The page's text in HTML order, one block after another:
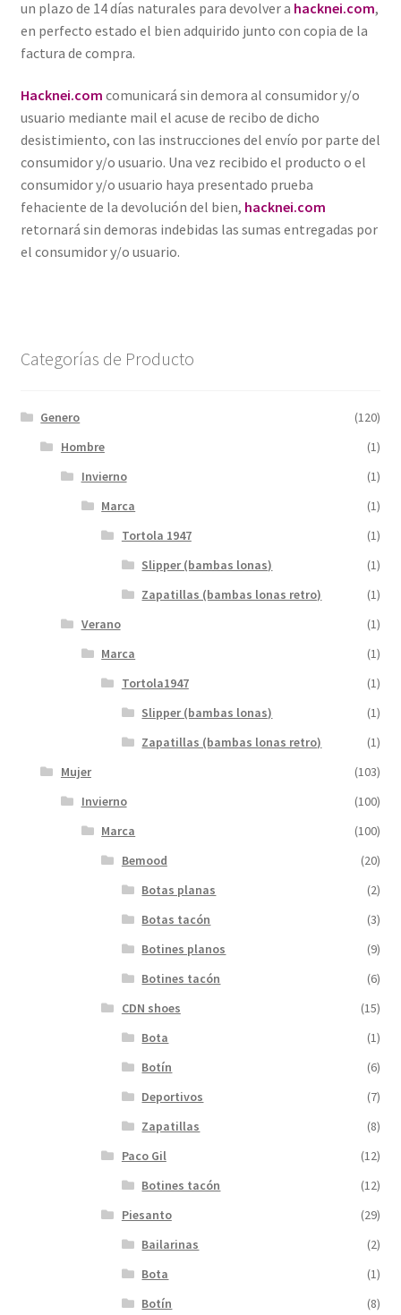
un plazo de 14 días naturales para devolver a hacknei.com,
en perfecto estado el bien adquirido junto con copia de la
factura de compra.
Hacknei.com comunicará sin demora al consumidor y/o
usuario mediante mail el acuse de recibo de dicho
desistimiento, con las instrucciones del envío por parte del
consumidor y/o usuario. Una vez recibido el producto o el
consumidor y/o usuario haya presentado prueba
fehaciente de la devolución del bien, hacknei.com
retornará sin demoras indebidas las sumas entregadas por
el consumidor y/o usuario.
Categorías de Producto
Genero
(120)
Hombre
(1)
Invierno
(1)
Marca
(1)
Tortola 1947
(1)
Slipper (bambas lonas)
(1)
Zapatillas (bambas lonas retro)
(1)
Verano
(1)
Marca
(1)
Tortola1947
(1)
Slipper (bambas lonas)
(1)
Zapatillas (bambas lonas retro)
(1)
Mujer
(103)
Invierno
(100)
Marca
(100)
Bemood
(20)
Botas planas
(2)
Botas tacón
(3)
Botines planos
(9)
Botines tacón
(6)
CDN shoes
(15)
Bota
(1)
Botín
(6)
Deportivos
(7)
Zapatillas
(8)
Paco Gil
(12)
Botines tacón
(12)
Piesanto
(29)
Bailarinas
(2)
Bota
(1)
Botín
(8)